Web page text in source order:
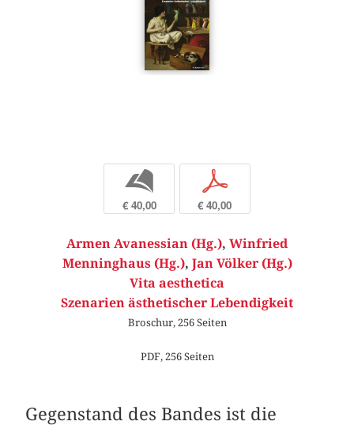
b
€ 40,00
p
€ 40,00
Armen Avanessian (Hg.), Winfried
Menninghaus (Hg.), Jan Völker (Hg.)
Vita aesthetica
Szenarien ästhetischer Lebendigkeit
Broschur, 256 Seiten
PDF, 256 Seiten
Gegenstand des Bandes ist die